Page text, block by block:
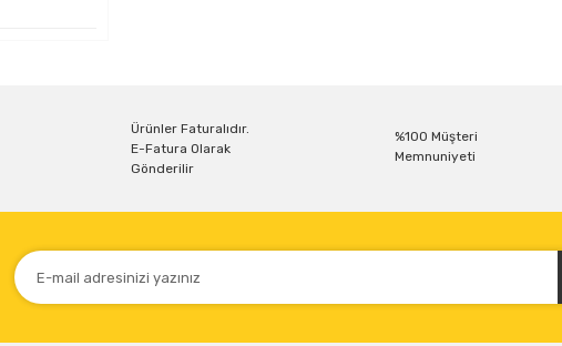
Ürünler Faturalıdır.
E-Fatura Olarak
Gönderilir
%100 Müşteri
Memnuniyeti